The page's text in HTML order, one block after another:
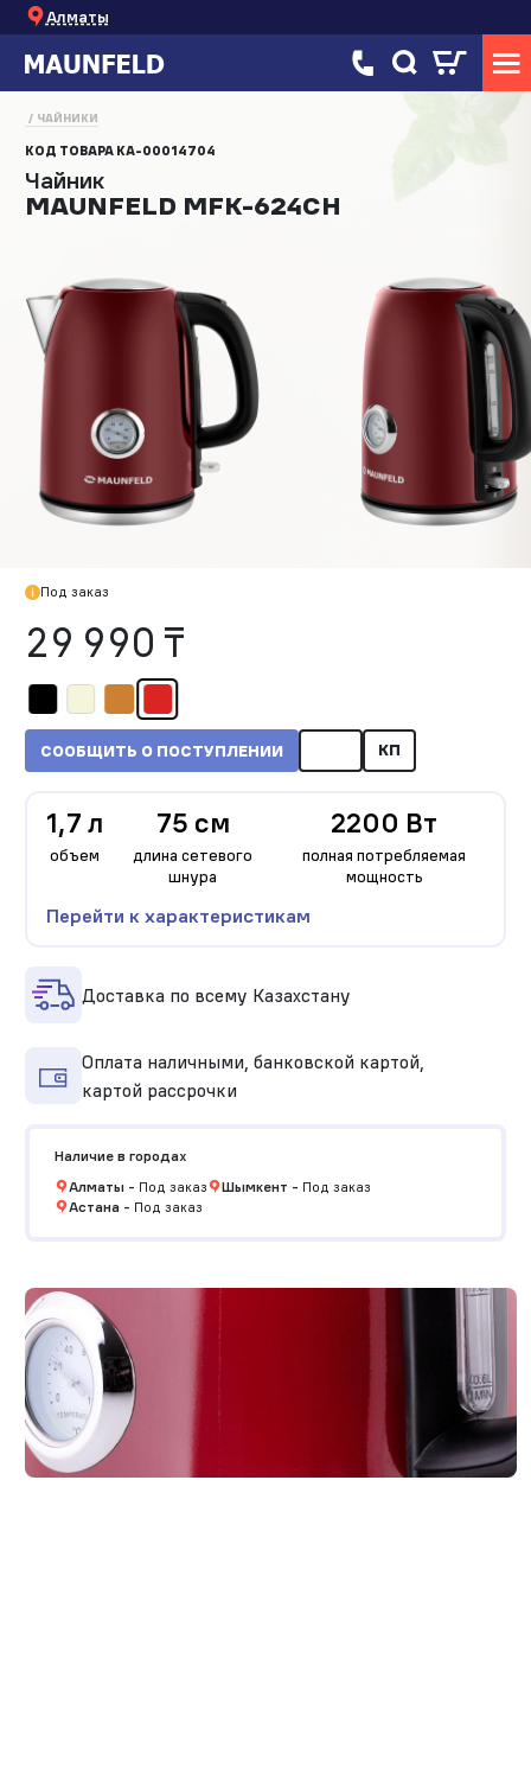
Алматы
ЧАЙНИКИ
КОД ТОВАРА КА-00014704
Чайник
MAUNFELD MFK-624CH
Под заказ
29 990 ₸
СООБЩИТЬ О ПОСТУПЛЕНИИ КП
1,7 л
объем
75 см
длина сетевого
шнура
2200 Вт
полная потребляемая
мощность
Перейти к характеристикам
Доставка по всему Казахстану
Оплата наличными, банковской картой,
картой рассрочки
Наличие в городах
Алматы- Под заказ Шымкент - Под заказ
Астана- Под заказ